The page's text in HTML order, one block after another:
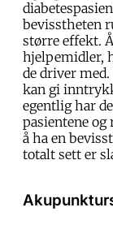
bevisstheten
større effekt.
hjelpemidler,
de driver
kan gi
egentlig har
pasientene
å ha en
totalt sett er